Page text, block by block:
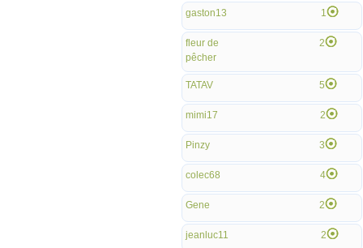
gaston13 1
fleur de
pêcher
2
TATAV 5
mimi17 2
Pinzy 3
colec68 4
Gene 2
jeanluc11 2